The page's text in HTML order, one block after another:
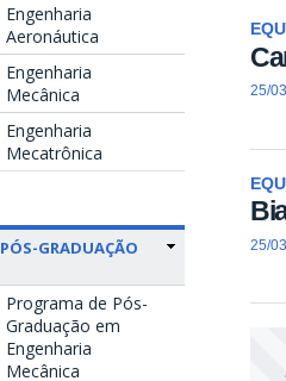
Engenharia
Aeronáutica
Engenharia
Mecânica
Engenharia
Mecatrônica
PÓS-GRADUAÇÃO
Programa de Pós-
Graduação em
Engenharia
Mecânica
25/
25/